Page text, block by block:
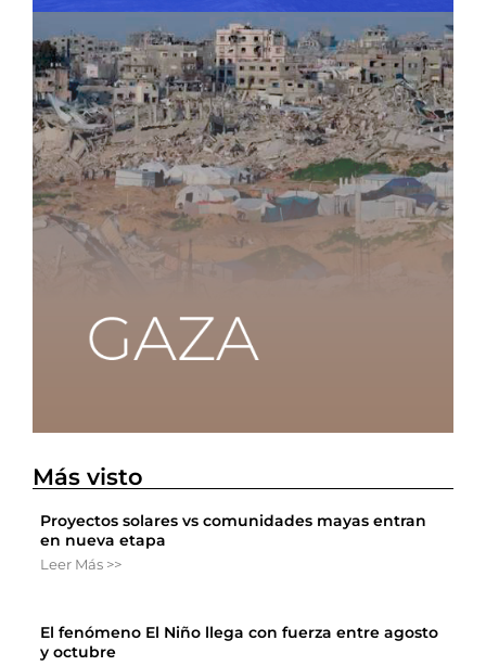
Más visto
Proyectos solares vs comunidades mayas entran
en nueva etapa
Leer Más >>
El fenómeno El Niño llega con fuerza entre agosto
y octubre